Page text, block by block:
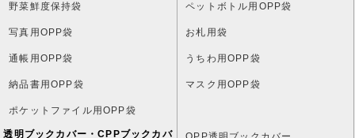
野菜鮮度保持袋 ペットボトル用OPP袋
写真用OPP袋 お札用袋
通帳用OPP袋 うちわ用OPP袋
納品書用OPP袋 マスク用OPP袋
ポケットファイル用OPP袋
透明ブックカバー・CPPブックカバ